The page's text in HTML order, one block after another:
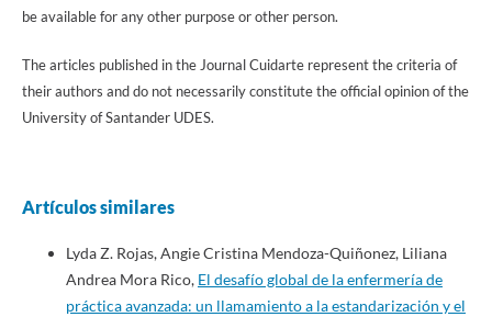
be available for any other purpose or other person.
The articles published in the Journal Cuidarte represent the criteria of
their authors and do not necessarily constitute the official opinion of the
University of Santander UDES.
Artículos similares
Lyda Z. Rojas, Angie Cristina Mendoza-Quiñonez, Liliana
Andrea Mora Rico, El desafío global de la enfermería de
práctica avanzada: un llamamiento a la estandarización y el